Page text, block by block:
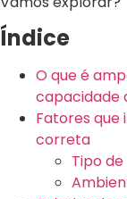
Índice
O que é
capacidade
Fatores
correta
Tipo